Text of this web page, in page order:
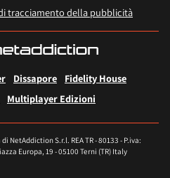
tracciamento della pubblicità
Dissapore
Fidelity House
Multiplayer Edizioni
S.r.l. REA TR - 80133 - P.iva:
Europa, 19 - 05100 Terni (TR) Italy